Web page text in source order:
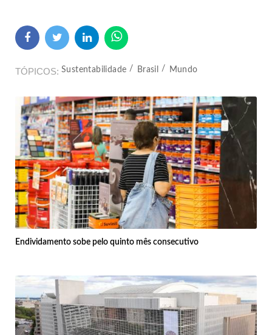
TÓPICOS Sustentabilidade Brasil Mundo
Endividamento sobe pelo quinto mês consecutivo